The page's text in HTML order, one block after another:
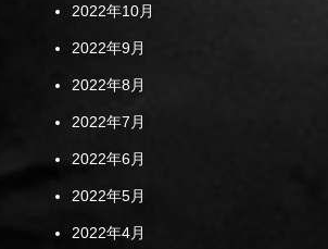
2022年10月
2022年9月
2022年8月
2022年7月
2022年6月
2022年5月
2022年4月